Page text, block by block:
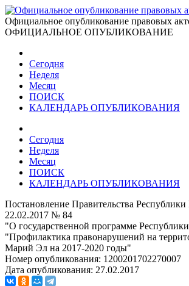
Официальное опубликование правовых
ОФИЦИАЛЬНОЕ ОПУБЛИКОВАНИЕ
Сегодня
Неделя
Месяц
ПОИСК
КАЛЕНДАРЬ ОПУБЛИКОВАНИЯ
Сегодня
Неделя
Месяц
ПОИСК
КАЛЕНДАРЬ ОПУБЛИКОВАНИЯ
Постановление Правительства
22.02.2017 № 84
"О государственной программе
"Профилактика правонарушений на
Марий Эл на 2017-2020 годы"
Номер опубликования: 1200201702270007
Дата опубликования: 27.02.2017